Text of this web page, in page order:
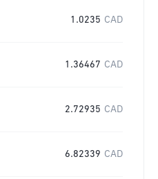
1.0235 CAD
1.36467 CAD
2.72935 CAD
6.82339 CAD